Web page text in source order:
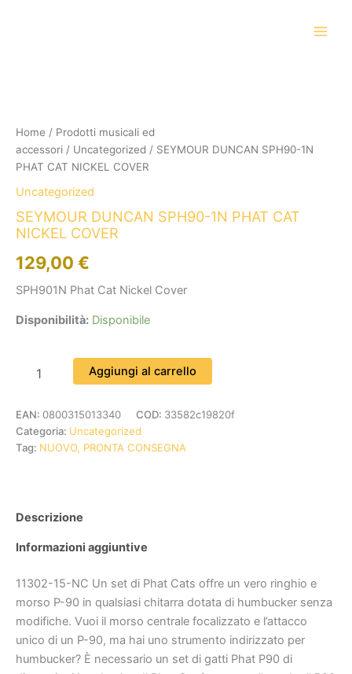
Home / Prodotti musicali ed
accessori / Uncategorized / SEYMOUR DUNCAN SPH90-1N
PHAT CAT NICKEL COVER
Uncategorized
SEYMOUR DUNCAN SPH90-1N PHAT CAT
NICKEL COVER
129,00 €
SPH901N Phat Cat Nickel Cover
Disponibilità: Disponibile
PHAT
CAT
NICKEL
quantità
Aggiungi al carrello
EAN: 0800315013340 COD: 33582c19820f
Categoria: Uncategorized
Tag: NUOVO, PRONTA CONSEGNA
Descrizione
Informazioni aggiuntive
11302-15-NC Un set di Phat Cats offre un vero ringhio e
morso P-90 in qualsiasi chitarra dotata di humbucker senza
modifiche. Vuoi il morso centrale focalizzato e l’attacco
unico di un P-90, ma hai uno strumento indirizzato per
humbucker? È necessario un set di gatti Phat P90 di